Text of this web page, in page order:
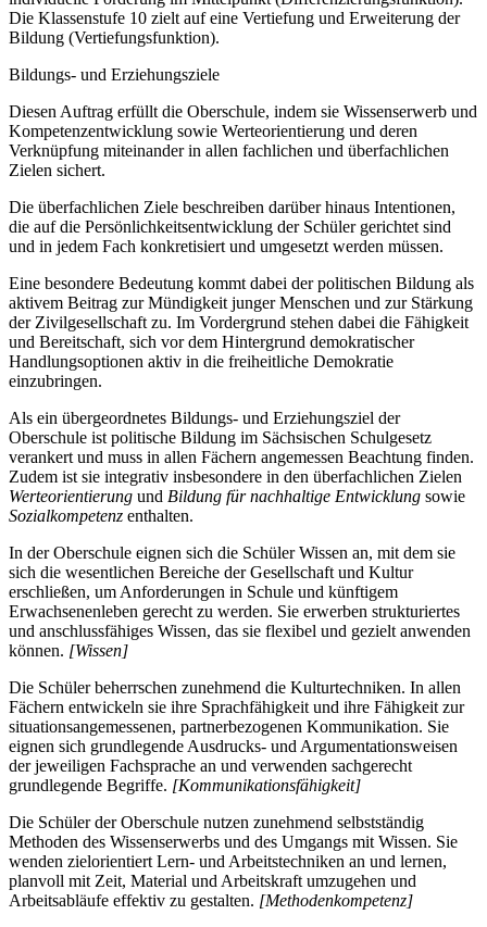
Die Klassenstufe 10 zielt auf eine Vertiefung und Erweiterung der
Bildung (Vertiefungsfunktion).
Bildungs- und Erziehungsziele
Diesen Auftrag erfüllt die Oberschule, indem sie Wissenserwerb und
Kompetenzentwicklung sowie Werteorientierung und deren
Verknüpfung miteinander in allen fachlichen und überfachlichen
Zielen sichert.
Die überfachlichen Ziele beschreiben darüber hinaus Intentionen,
die auf die Persönlichkeitsentwicklung der Schüler gerichtet sind
und in jedem Fach konkretisiert und umgesetzt werden müssen.
Eine besondere Bedeutung kommt dabei der politischen Bildung als
aktivem Beitrag zur Mündigkeit junger Menschen und zur Stärkung
der Zivilgesellschaft zu. Im Vordergrund stehen dabei die Fähigkeit
und Bereitschaft, sich vor dem Hintergrund demokratischer
Handlungsoptionen aktiv in die freiheitliche Demokratie
einzubringen.
Als ein übergeordnetes Bildungs- und Erziehungsziel der
Oberschule ist politische Bildung im Sächsischen Schulgesetz
verankert und muss in allen Fächern angemessen Beachtung finden.
Zudem ist sie integrativ insbesondere in den überfachlichen Zielen
Werteorientierung und Bildung für nachhaltige Entwicklung sowie
Sozialkompetenz enthalten.
In der Oberschule eignen sich die Schüler Wissen an, mit dem sie
sich die wesentlichen Bereiche der Gesellschaft und Kultur
erschließen, um Anforderungen in Schule und künftigem
Erwachsenenleben gerecht zu werden. Sie erwerben strukturiertes
und anschlussfähiges Wissen, das sie flexibel und gezielt anwenden
können. [Wissen]
Die Schüler beherrschen zunehmend die Kulturtechniken. In allen
Fächern entwickeln sie ihre Sprachfähigkeit und ihre Fähigkeit zur
situationsangemessenen, partnerbezogenen Kommunikation. Sie
eignen sich grundlegende Ausdrucks- und Argumentationsweisen
der jeweiligen Fachsprache an und verwenden sachgerecht
grundlegende Begriffe. [Kommunikationsfähigkeit]
Die Schüler der Oberschule nutzen zunehmend selbstständig
Methoden des Wissenserwerbs und des Umgangs mit Wissen. Sie
wenden zielorientiert Lern- und Arbeitstechniken an und lernen,
planvoll mit Zeit, Material und Arbeitskraft umzugehen und
Arbeitsabläufe effektiv zu gestalten. [Methodenkompetenz]